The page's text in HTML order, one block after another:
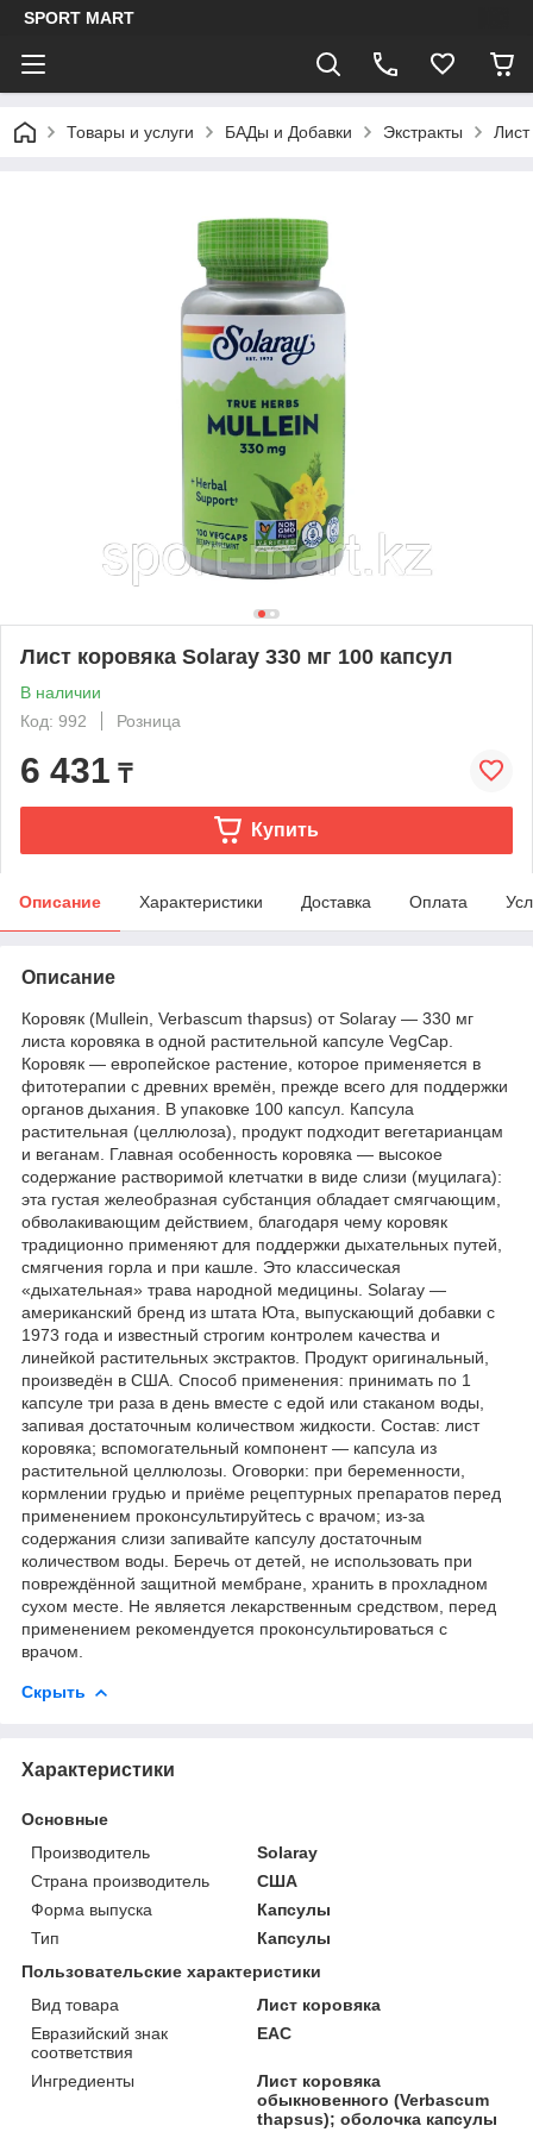
SPORT MART
Товары и услуги БАДы и Добавки Экстракты
Лист коровяка Solaray 330 мг 100 капсул
В наличии
Код: 992
Розница
6 431 ₸
Купить
Описание Характеристики Доставка Оплата
Описание
Коровяк (Mullein, Verbascum thapsus) от Solaray — 330 мг
листа коровяка в одной растительной капсуле VegCap.
Коровяк — европейское растение, которое применяется в
фитотерапии с древних времён, прежде всего для поддержки
органов дыхания. В упаковке 100 капсул. Капсула
растительная (целлюлоза), продукт подходит вегетарианцам
и веганам. Главная особенность коровяка — высокое
содержание растворимой клетчатки в виде слизи (муцилага):
эта густая желеобразная субстанция обладает смягчающим,
обволакивающим действием, благодаря чему коровяк
традиционно применяют для поддержки дыхательных путей,
смягчения горла и при кашле. Это классическая
«дыхательная» трава народной медицины. Solaray —
американский бренд из штата Юта, выпускающий добавки с
1973 года и известный строгим контролем качества и
линейкой растительных экстрактов. Продукт оригинальный,
произведён в США. Способ применения: принимать по 1
капсуле три раза в день вместе с едой или стаканом воды,
запивая достаточным количеством жидкости. Состав: лист
коровяка; вспомогательный компонент — капсула из
растительной целлюлозы. Оговорки: при беременности,
кормлении грудью и приёме рецептурных препаратов перед
применением проконсультируйтесь с врачом; из-за
содержания слизи запивайте капсулу достаточным
количеством воды. Беречь от детей, не использовать при
повреждённой защитной мембране, хранить в прохладном
сухом месте. Не является лекарственным средством, перед
применением рекомендуется проконсультироваться с
врачом.
Скрыть
Характеристики
Основные
Производитель
Solaray
Страна производитель
США
Форма выпуска
Капсулы
Тип
Капсулы
Пользовательские характеристики
Вид товара
Лист коровяка
Евразийский знак
соответствия
ЕАС
Ингредиенты
Лист коровяка
обыкновенного (Verbascum
thapsus); оболочка капсулы